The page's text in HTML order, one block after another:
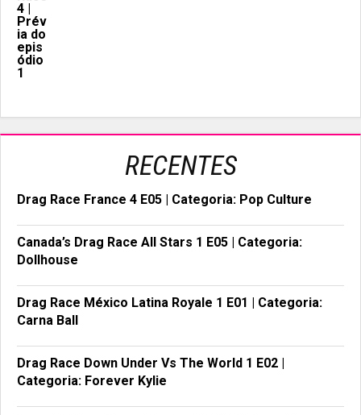
RECENTES
Drag Race France 4 E05 | Categoria: Pop Culture
Canada’s Drag Race All Stars 1 E05 | Categoria:
Dollhouse
Drag Race México Latina Royale 1 E01 | Categoria:
Carna Ball
Drag Race Down Under Vs The World 1 E02 |
Categoria: Forever Kylie